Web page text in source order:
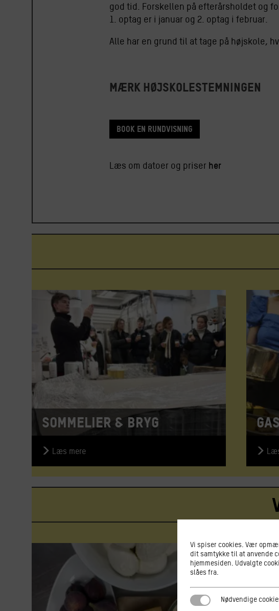
god tid. Forskellen på efterårsholdet og
1. optag er i januar og 2. optag i februar.
Alle har en grund til at tage på højskole,
Mærk højskolestemningen
Book en rundvisning
Læs om datoer og priser her
Sommelier & Bryg
Læs mere
Vi spiser cookies. Vær
dit samtykke til at anvende
hjemmesiden. Udvalgte
slåes fra.
Nødvendige cookies
Nødvendige